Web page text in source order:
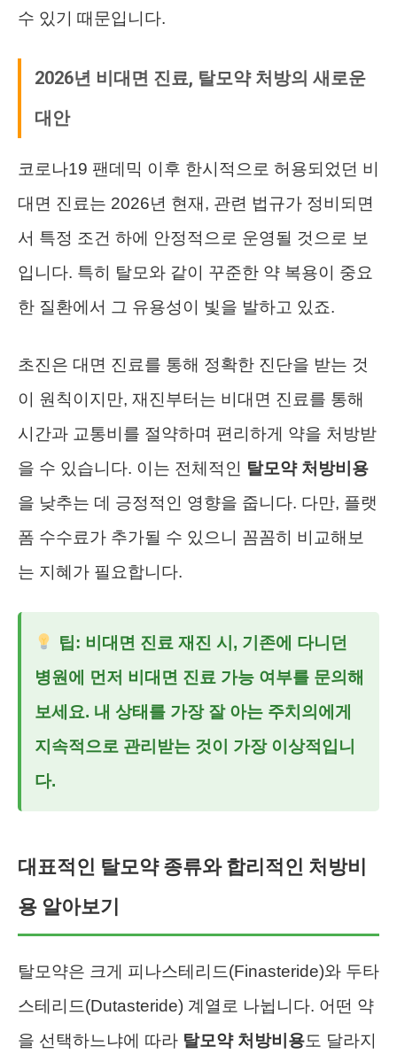
수 있기 때문입니다.
2026년 비대면 진료, 탈모약 처방의 새로운
대안
코로나19 팬데믹 이후 한시적으로 허용되었던 비
대면 진료는 2026년 현재, 관련 법규가 정비되면
서 특정 조건 하에 안정적으로 운영될 것으로 보
입니다. 특히 탈모와 같이 꾸준한 약 복용이 중요
한 질환에서 그 유용성이 빛을 발하고 있죠.
초진은 대면 진료를 통해 정확한 진단을 받는 것
이 원칙이지만, 재진부터는 비대면 진료를 통해
시간과 교통비를 절약하며 편리하게 약을 처방받
을 수 있습니다. 이는 전체적인 탈모약 처방비용
을 낮추는 데 긍정적인 영향을 줍니다. 다만, 플랫
폼 수수료가 추가될 수 있으니 꼼꼼히 비교해보
는 지혜가 필요합니다.
팁: 비대면 진료 재진 시, 기존에 다니던
병원에 먼저 비대면 진료 가능 여부를 문의해
보세요. 내 상태를 가장 잘 아는 주치의에게
지속적으로 관리받는 것이 가장 이상적입니
다.
대표적인 탈모약 종류와 합리적인 처방비
용 알아보기
탈모약은 크게 피나스테리드(Finasteride)와 두타
스테리드(Dutasteride) 계열로 나뉩니다. 어떤 약
을 선택하느냐에 따라 탈모약 처방비용도 달라지